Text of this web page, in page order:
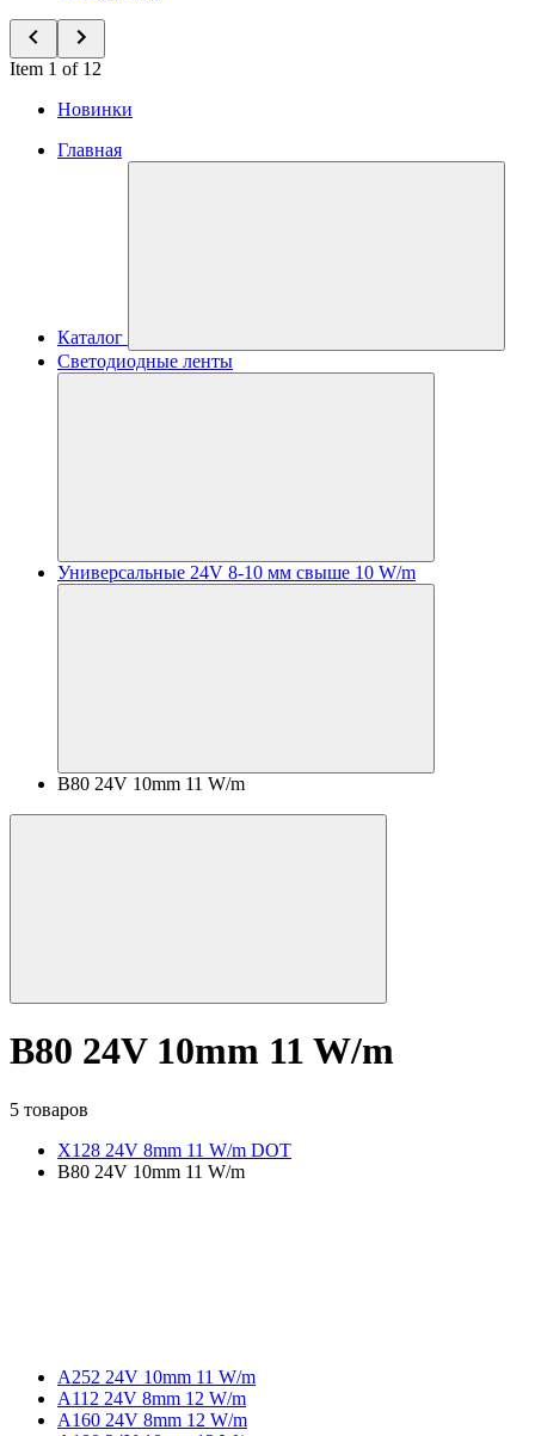
Item 1 of 12
Новинки
Главная
Каталог
Светодиодные ленты
Универсальные 24V 8-10 мм свыше 10 W/m
B80 24V 10mm 11 W/m
B80 24V 10mm 11 W/m
5 товаров
X128 24V 8mm 11 W/m DOT
B80 24V 10mm 11 W/m
A252 24V 10mm 11 W/m
A112 24V 8mm 12 W/m
A160 24V 8mm 12 W/m